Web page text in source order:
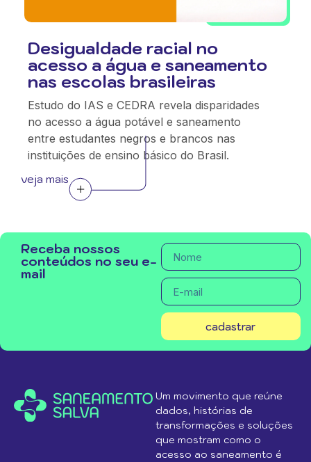
Desigualdade racial no
acesso a água e saneamento
nas escolas brasileiras
Estudo do IAS e CEDRA revela disparidades
no acesso a água potável e saneamento
entre estudantes negros e brancos nas
instituições de ensino básico do Brasil.
veja mais
Receba nossos
conteúdos no seu e-
mail
cadastrar
Um movimento que reúne
dados, histórias de
transformações e soluções
que mostram como o
acesso ao saneamento é